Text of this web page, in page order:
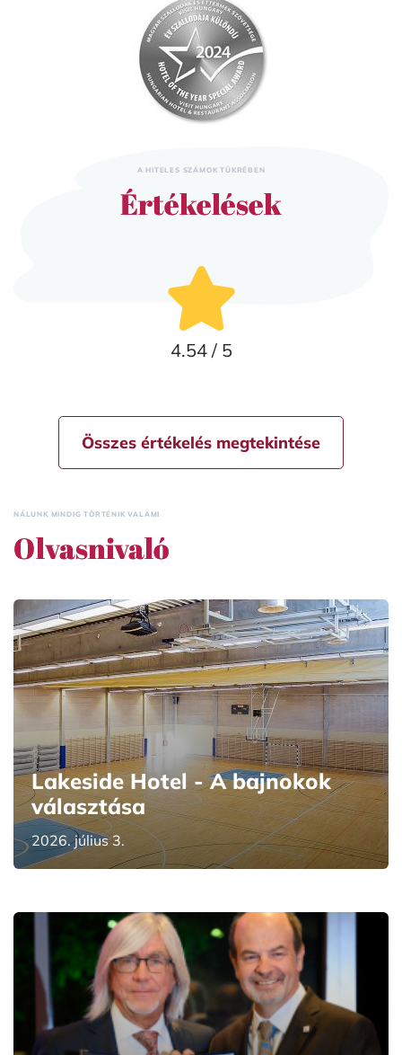
A HITELES SZÁMOK TÜKRÉBEN
Értékelések
4.54 / 5
Összes értékelés megtekintése
NÁLUNK MINDIG TÖRTÉNIK VALAMI
Olvasnivaló
Lakeside Hotel - A bajnokok
választása
2026. július 3.